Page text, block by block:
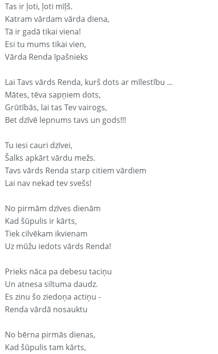
Tas ir ļoti, ļoti mīļš.
Katram vārdam vārda diena,
Tā ir gadā tikai viena!
Esi tu mums tikai vien,
Vārda Renda īpašnieks
Lai Tavs vārds Renda, kurš dots ar mīlestību ...
Mātes, tēva sapņiem dots,
Grūtībās, lai tas Tev vairogs,
Bet dzīvē lepnums tavs un gods!!!
Tu iesi cauri dzīvei,
Šalks apkārt vārdu mežs.
Tavs vārds Renda starp citiem vārdiem
Lai nav nekad tev svešs!
No pirmām dzīves dienām
Kad šūpulis ir kārts,
Tiek cilvēkam ikvienam
Uz mūžu iedots vārds Renda!
Prieks nāca pa debesu taciņu
Un atnesa siltuma daudz.
Es zinu šo ziedoņa actiņu -
Renda vārdā nosauktu
No bērna pirmās dienas,
Kad šūpulis tam kārts,